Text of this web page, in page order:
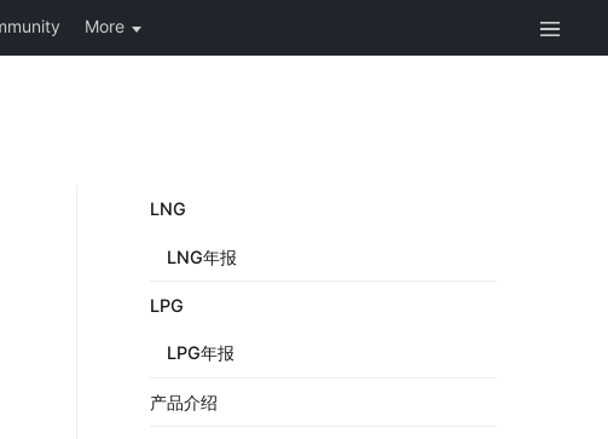
LNG
LNG年报
LPG
LPG年报
产品介绍